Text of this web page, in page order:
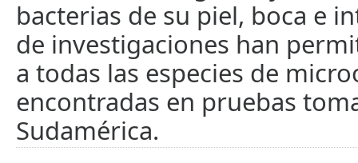
bacterias de su piel, boca e
de investigaciones han
a todas las especies de
encontradas en pruebas
Sudamérica.